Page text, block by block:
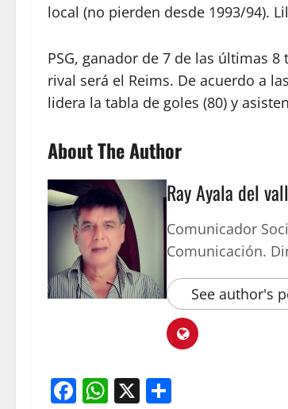
local (no pierden desde 1993/94).
PSG, ganador de 7 de las últimas
rival será el Reims. De acuerdo a
lidera la tabla de goles (80) y
About The Author
Ray Ayala del
Comunicador
Comunicación.
See author's
Facebook
WhatsApp
X